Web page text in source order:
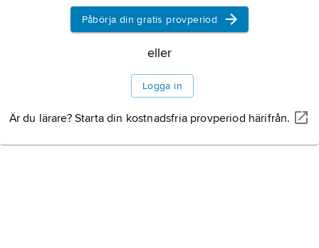
(2008; även medförfattare och medregissör).
Information om artikeln
Påbörja din gratis provperiod
eller
Logga in
Är du lärare? Starta din kostnadsfria provperiod härifrån.